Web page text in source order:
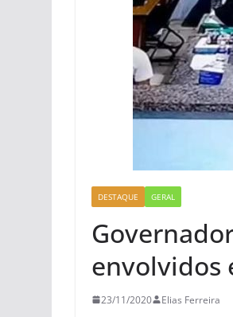
DESTAQUE GERAL
envolvidos
23/11/2020 Elias Ferreira